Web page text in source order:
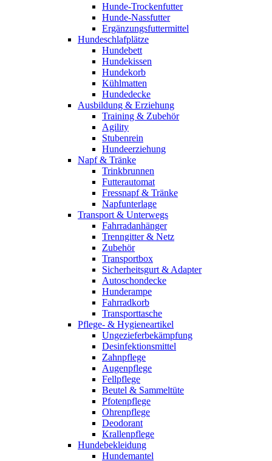
Hunde-Trockenfutter
Hunde-Nassfutter
Ergänzungsfuttermittel
Hundeschlafplätze
Hundebett
Hundekissen
Hundekorb
Kühlmatten
Hundedecke
Ausbildung & Erziehung
Training & Zubehör
Agility
Stubenrein
Hundeerziehung
Napf & Tränke
Trinkbrunnen
Futterautomat
Fressnapf & Tränke
Napfunterlage
Transport & Unterwegs
Fahrradanhänger
Trenngitter & Netz
Zubehör
Transportbox
Sicherheitsgurt & Adapter
Autoschondecke
Hunderampe
Fahrradkorb
Transporttasche
Pflege- & Hygieneartikel
Ungezieferbekämpfung
Desinfektionsmittel
Zahnpflege
Augenpflege
Fellpflege
Beutel & Sammeltüte
Pfotenpflege
Ohrenpflege
Deodorant
Krallenpflege
Hundebekleidung
Hundemantel